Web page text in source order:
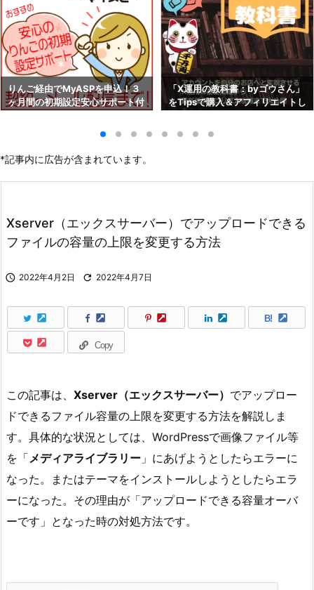
りんご経由でMyASPを申込！３
ヶ月間の初期設定安心サポート付
「X運用の教科書：byゴウさん」
をTipsで購入＆アフィリエイトし
*記事内に広告が含まれています。
Xserver（エックスサーバー）でアップロードできる
ファイルの容量の上限を変更する方法
 2022年4月2日  2022年4月7日
B!
Copy
この記事は、 Xserver（エックスサーバー） でアップロー
ドできるファイル容量の上限を変更する方法を解説しま
す。具体的な状況としては、WordPressで画像ファイル等
を「 メディアライブラリー 」にあげようとしたらエラーに
なった。またはテーマをインストールしようとしたらエラ
ーになった。その理由が「アップロードできる容量オーバ
ーです」となった時の対処方法です。